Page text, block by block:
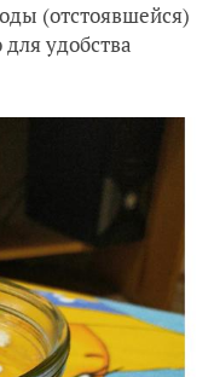
(отстоявшейся)
удобства